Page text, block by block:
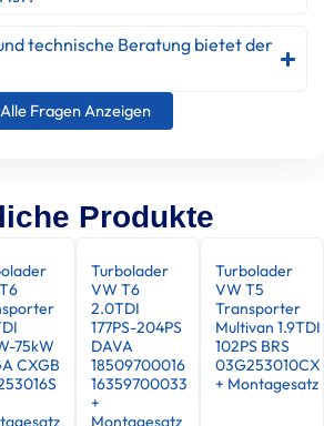
technische Beratung bietet der
Alle Fragen Anzeigen
Produkte
75kW
CXGB
Turbolader
VW T6
2.0TDI
177PS-204PS
DAVA
18509700016
16359700033
+
Montagesatz
Turbolader
VW T5
Transporter
Multivan 1.9TDI
102PS BRS
03G253010CX
+ Montagesatz